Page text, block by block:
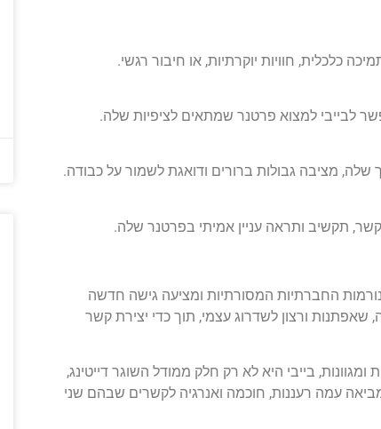
כלכלית, חוויות יוקרתיות, או חיבור רגשי.
לבייבי למצוא פרטנר שמתאים לציפיות שלה.
מציבה גבולות ברורים ודואגת לשמור על כבודה.
תקשיב ותראה עניין אמיתי בפרטנר שלה.
החברתיות המסורתיות ומציעה גישה חדשה
שאפתנות ורצון לשדרוג עצמי, תוך כדי יצירת קשר
בייבי היא לא רק חלק ממודל השוגר דייטינג,
עמה רעננות, חוכמה ואנרגיה לקשרים שבהם שני